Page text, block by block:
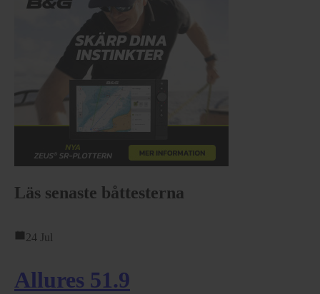
Läs senaste båttesterna
24 Jul
Allures 51.9